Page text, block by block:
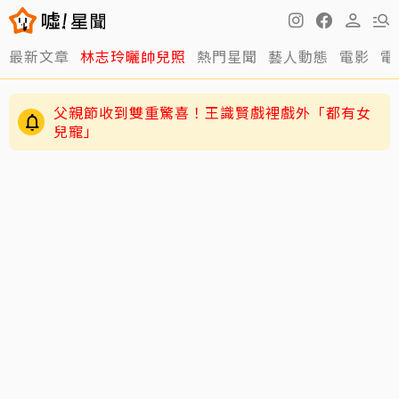
最新文章 林志玲曬帥兒照 熱門星聞 藝人動態 電影
父親節收到雙重驚喜！王識賢戲裡戲外「都有女
兒寵」